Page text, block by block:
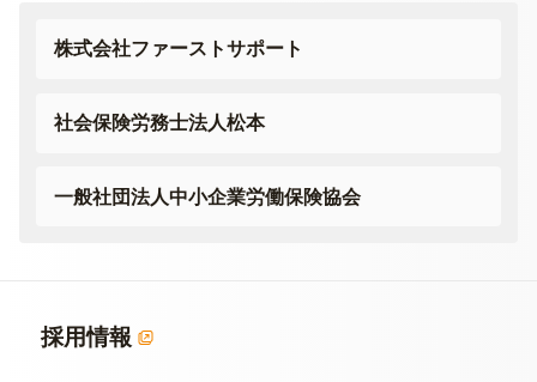
株式会社ファーストサポート
社会保険労務士法人松本
一般社団法人中小企業労働保険協会
採用情報